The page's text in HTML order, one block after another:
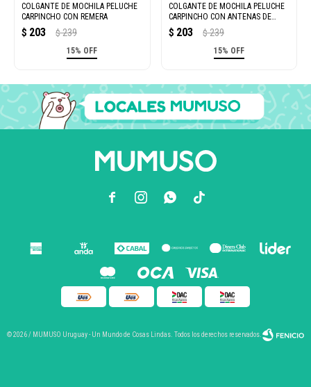
COLGANTE DE MOCHILA PELUCHE
CARPINCHO CON REMERA
$ 203 $ 239
15% OFF
COLGANTE DE MOCHILA PELUCHE
CARPINCHO CON ANTENAS DE
ABEJA
$ 203 $ 239
15% OFF
  
© 2026 / MUMUSO Uruguay - Un Mundo de Cosas Lindas. Todos los derechos reservados.